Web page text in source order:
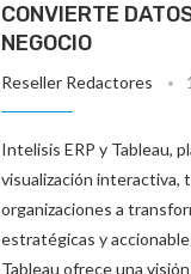
CONVIERTE
NEGOCIO
Reseller Redactores
Intelisis ERP y Tableau,
visualización interactiva,
organizaciones a
estratégicas y
Tableau ofrece una